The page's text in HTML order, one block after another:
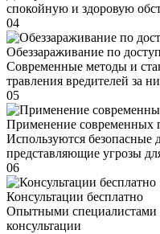
спокойную и здоровую
04
Обеззараживание по
Современные методы и
травления вредителей за
05
Применение современных
Используются безопасные
представляющие угрозы
06
Консультации бесплатно
Опытными специалистами
консультации